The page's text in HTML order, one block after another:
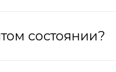
состоянии?